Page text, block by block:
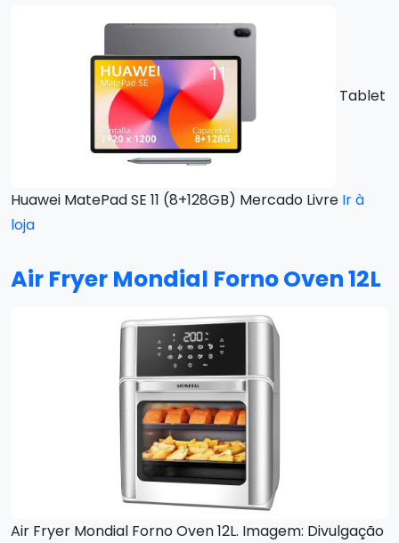
Tablet
Huawei MatePad SE 11 (8+128GB) Mercado Livre Ir à
loja
Air Fryer Mondial Forno Oven 12L
Air Fryer Mondial Forno Oven 12L. Imagem: Divulgação